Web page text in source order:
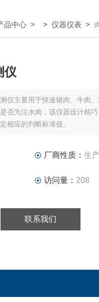
品中心 > > 仪器仪表 >
仪
仪主要用于快速猪肉、牛肉
否为注水肉，该仪器设计精
相应的判断标准值。
厂商性质： 生
访问量： 208
联系我们